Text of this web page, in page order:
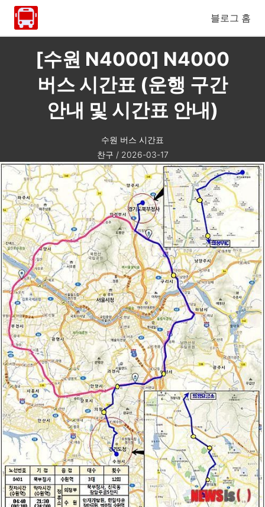
블로그 홈
[수원 N4000] N4000
버스 시간표 (운행 구간
안내 및 시간표 안내)
수원 버스 시간표
찬구 / 2026-03-17